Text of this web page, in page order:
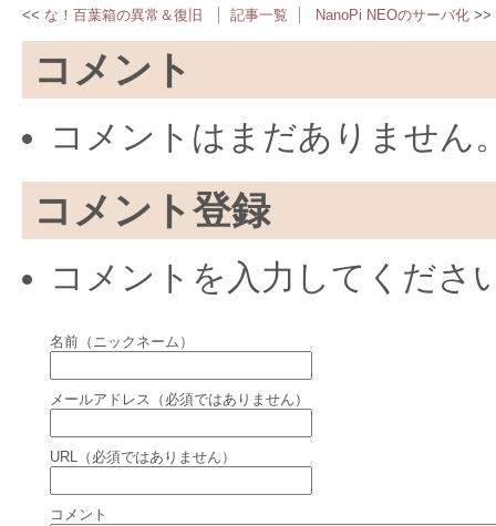
な！百葉箱の異常＆復旧 記事一覧 NanoPi NEOのサーバ化
コメント
コメントはまだありません
コメント登録
コメントを入力してくださ
名前（ニックネーム）
メールアドレス（必須ではありません）
URL（必須ではありません）
コメント